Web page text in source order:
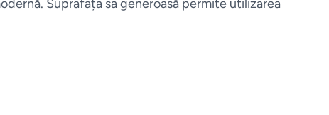
Suprafața sa generoasă permite utilizarea